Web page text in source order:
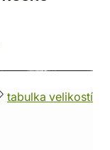
tabulka velikostí